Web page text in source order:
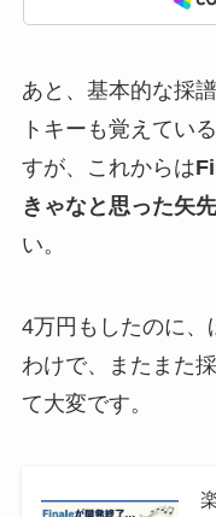
あと、基本的な採
トキーも覚えてい
すが、これからは
きゃなと思った矢
い。
4万円もしたのに、
わけで、またまた
て大変です。